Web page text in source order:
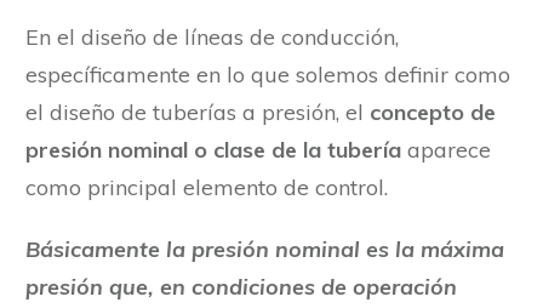
En el diseño de líneas de conducción,
específicamente en lo que solemos definir como
el diseño de tuberías a presión, el concepto de
presión nominal o clase de la tubería aparece
como principal elemento de control.
Básicamente la presión nominal es la máxima
presión que, en condiciones de operación